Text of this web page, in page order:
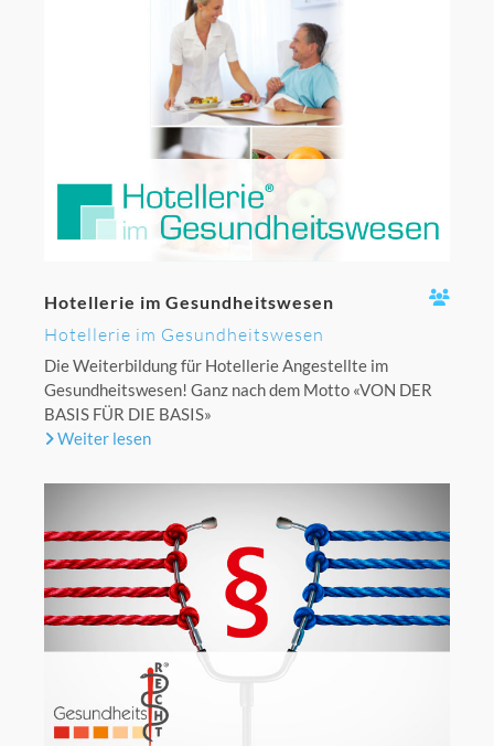
Hotellerie im Gesundheitswesen
Hotellerie im Gesundheitswesen
Die Weiterbildung für Hotellerie Angestellte im
Gesundheitswesen! Ganz nach dem Motto «VON DER
BASIS FÜR DIE BASIS»
Weiter lesen